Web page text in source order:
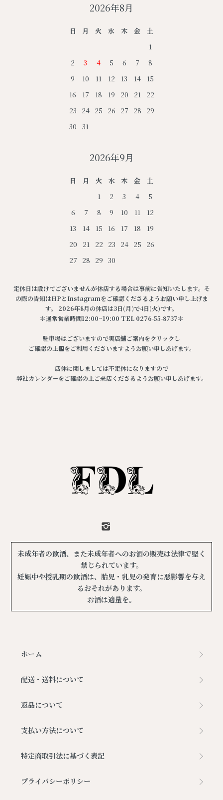
2026年8月
日 月 火 水 木 金
土
1
2
3 4 5 6 7
8
9
10 11 12 13 14
15
16
17 18 19 20 21
22
23
24 25 26 27 28
29
30
31
2026年9月
日 月 火 水 木 金
土
1
2 3 4
5
6
7 8 9 10 11
12
13
14 15 16 17 18
19
20
21 22 23 24 25
26
27
28 29 30
定休日は設けてございませんが休店する場合は事前に告知いたします。そ
の際の告知はHPとInstagramをご確認くださるようお願い申し上げま
す。 2026年8月の休店は3日(月)で4日(火)です。
＊通常営業時間12:00~19:00 TEL 0276-55-8737＊
駐車場はございますので実店舗ご案内をクリックし
ご確認の上🅿️をご利用くださいますようお願い申しあげます。
店休に関しましては不定休になりますので
弊社カレンダーをご確認の上ご来店くださるようお願い申しあげます。
未成年者の飲酒、また未成年者へのお酒の販売は法律で堅く
禁じられています。
妊娠中や授乳期の飲酒は、胎児・乳児の発育に悪影響を与え
るおそれがあります。
お酒は適量を。
ホーム
配送・送料について
返品について
支払い方法について
特定商取引法に基づく表記
プライバシーポリシー